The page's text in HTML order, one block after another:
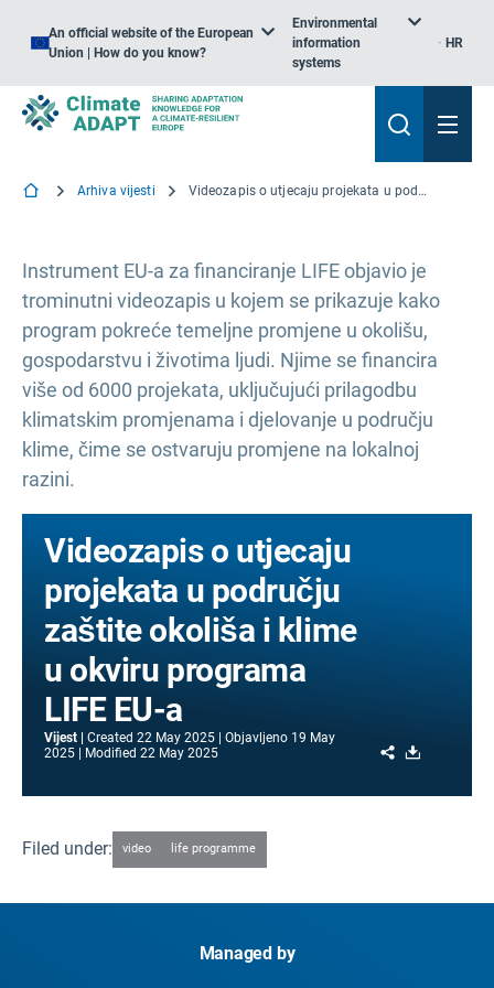
An official website of the European
Union | How do you know?
Environmental
information
systems
HR
Arhiva vijesti Videozapis o utjecaju projekata u području zaštite okoliša i klime u okviru programa LIFE EU-a
Instrument EU-a za financiranje LIFE objavio je
trominutni videozapis u kojem se prikazuje kako
program pokreće temeljne promjene u okolišu,
gospodarstvu i životima ljudi. Njime se financira
više od 6000 projekata, uključujući prilagodbu
klimatskim promjenama i djelovanje u području
klime, čime se ostvaruju promjene na lokalnoj
razini.
Videozapis o utjecaju
projekata u području
zaštite okoliša i klime
u okviru programa
LIFE EU-a
Vijest Created 22 May 2025 Objavljeno 19 May
2025
Modified 22 May 2025 Share
Filed under: video life programme
Managed by